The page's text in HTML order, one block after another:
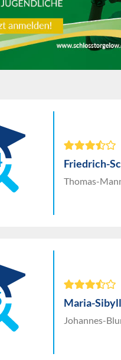
Friedrich-
Thomas-
Maria-
Johannes-